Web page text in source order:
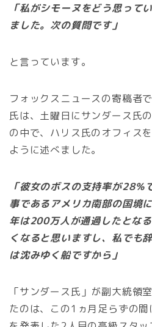
「私がシモーヌをどう思って
ました。次の質問です」
と言っています。
フォックスニュースの寄稿者
氏は、土曜日にサンダース氏
の中で、ハリス氏のオフィスを
ように述べました。
「彼女のボスの支持率が28％
事であるアメリカ南部の国境
年は200万人が通過したとな
くなると思いますし、私でも
は沈みゆく船ですから」
「サンダース氏」が副大統領
たのは、この1ヵ月足らずの